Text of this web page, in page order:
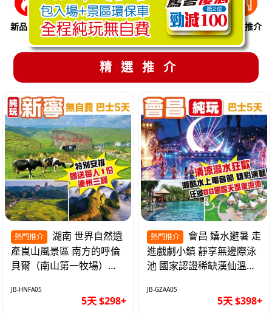
新品推介 季節限定 溫泉養生 買一送一 美食推介
精選推介
熱門推介
產崀山風景區 南方的呼倫
貝爾（南山第一牧場）夜
巴士5天
JB-HNFA05
5天 $298+
熱門推介
進戲劇小鎮 靜享無邊際泳
池 國家認證稀缺漢仙溫泉
天
JB-GZAA05
5天 $398+